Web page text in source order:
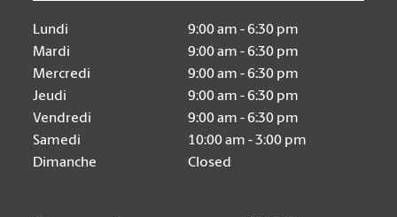
Lundi
9:00 am - 6:30 pm
Mardi
9:00 am - 6:30 pm
Mercredi
9:00 am - 6:30 pm
Jeudi
9:00 am - 6:30 pm
Vendredi
9:00 am - 6:30 pm
Samedi
10:00 am - 3:00 pm
Dimanche
Closed